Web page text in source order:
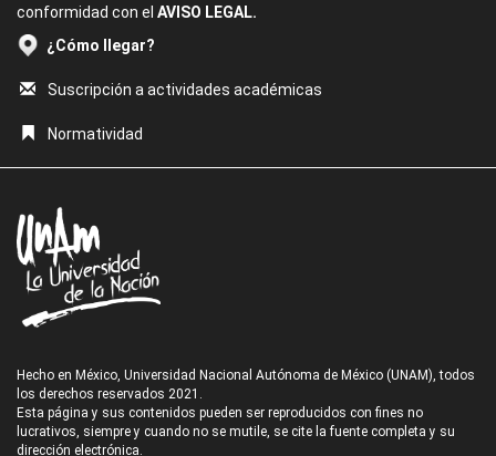
conformidad con el AVISO LEGAL.
¿Cómo llegar?
Suscripción a actividades académicas
Normatividad
Hecho en México, Universidad Nacional Autónoma de México (UNAM), todos
los derechos reservados 2021.
Esta página y sus contenidos pueden ser reproducidos con fines no
lucrativos, siempre y cuando no se mutile, se cite la fuente completa y su
dirección electrónica.